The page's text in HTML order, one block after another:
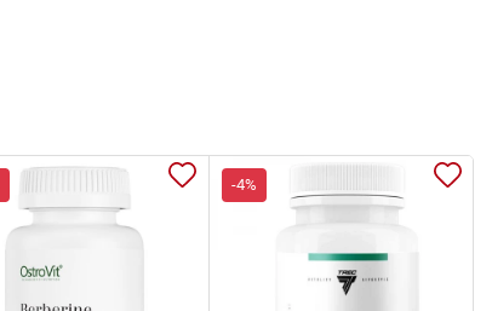
-4%